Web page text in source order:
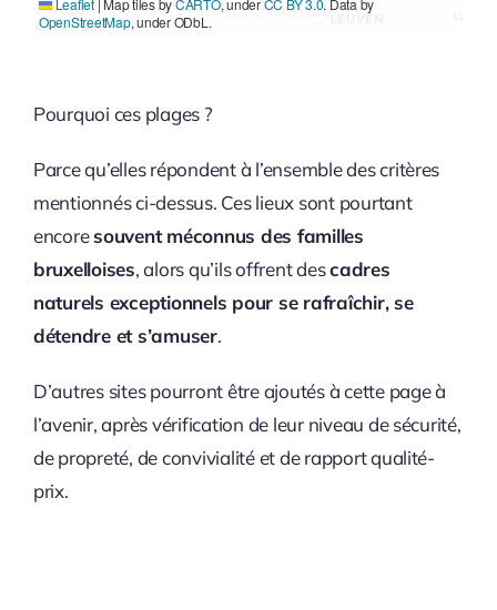
OpenStreetMap, under ODbL.
Pourquoi ces plages ?
Parce qu’elles répondent à l’ensemble des critères
mentionnés ci-dessus. Ces lieux sont pourtant
encoresouvent méconnus des familles
bruxelloises, alors qu’ils offrent descadres
naturels exceptionnels pour se rafraîchir, se
détendre et s’amuser.
D’autres sites pourront être ajoutés à cette page à
l’avenir, après vérification de leur niveau de sécurité,
de propreté, de convivialité et de rapport qualité-
prix.